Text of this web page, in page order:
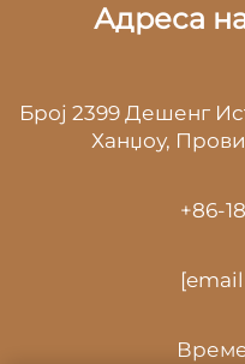
Адреса
Број 2399 Дешенг
Ханџоу,
+86-